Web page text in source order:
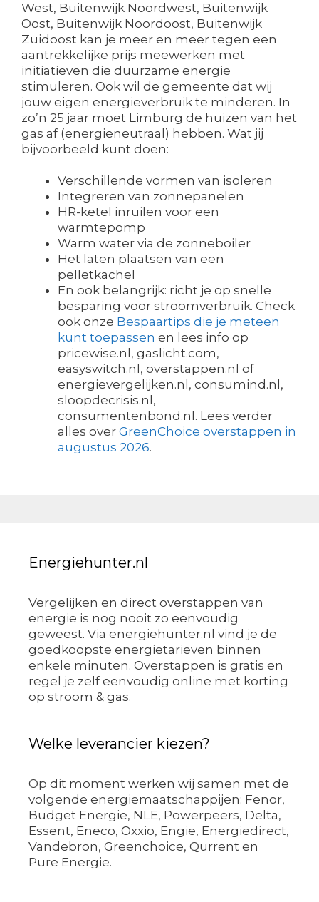
West, Buitenwijk Noordwest, Buitenwijk
Oost, Buitenwijk Noordoost, Buitenwijk
Zuidoost kan je meer en meer tegen een
aantrekkelijke prijs meewerken met
initiatieven die duurzame energie
stimuleren. Ook wil de gemeente dat wij
jouw eigen energieverbruik te minderen. In
zo’n 25 jaar moet Limburg de huizen van het
gas af (energieneutraal) hebben. Wat jij
bijvoorbeeld kunt doen:
Verschillende vormen van isoleren
Integreren van zonnepanelen
HR-ketel inruilen voor een
warmtepomp
Warm water via de zonneboiler
Het laten plaatsen van een
pelletkachel
En ook belangrijk: richt je op snelle
besparing voor stroomverbruik. Check
ook onze Bespaartips die je meteen
kunt toepassen en lees info op
pricewise.nl, gaslicht.com,
easyswitch.nl, overstappen.nl of
energievergelijken.nl, consumind.nl,
sloopdecrisis.nl,
consumentenbond.nl. Lees verder
alles over GreenChoice overstappen in
augustus 2026.
Energiehunter.nl
Vergelijken en direct overstappen van
energie is nog nooit zo eenvoudig
geweest. Via energiehunter.nl vind je de
goedkoopste energietarieven binnen
enkele minuten. Overstappen is gratis en
regel je zelf eenvoudig online met korting
op stroom & gas.
Welke leverancier kiezen?
Op dit moment werken wij samen met de
volgende energiemaatschappijen: Fenor,
Budget Energie, NLE, Powerpeers, Delta,
Essent, Eneco, Oxxio, Engie, Energiedirect,
Vandebron, Greenchoice, Qurrent en
Pure Energie.